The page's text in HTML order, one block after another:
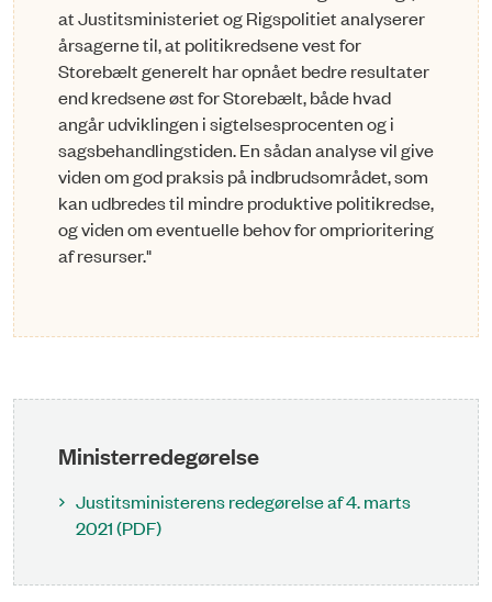
at Justitsministeriet og Rigspolitiet analyserer
årsagerne til, at politikredsene vest for
Storebælt generelt har opnået bedre resultater
end kredsene øst for Storebælt, både hvad
angår udviklingen i sigtelsesprocenten og i
sagsbehandlingstiden. En sådan analyse vil give
viden om god praksis på indbrudsområdet, som
kan udbredes til mindre produktive politikredse,
og viden om eventuelle behov for omprioritering
af resurser."
Ministerredegørelse
Justitsministerens redegørelse af 4. marts
2021 (PDF)